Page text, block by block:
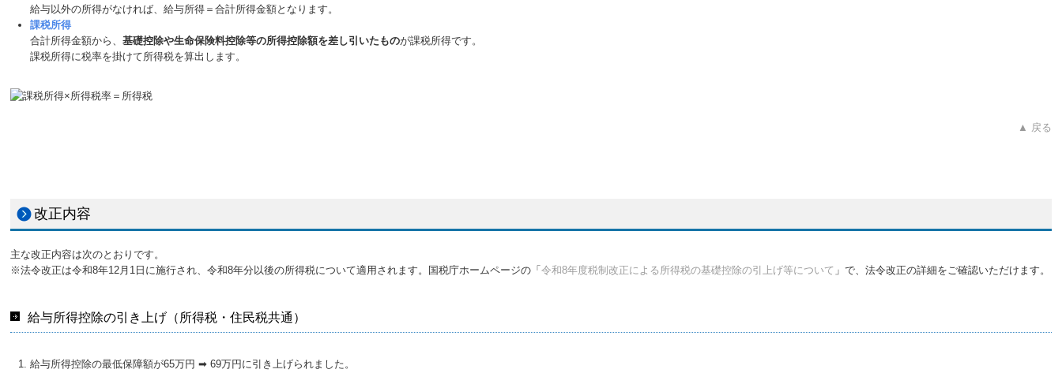
給与以外の所得がなければ、給与所得＝合計所得金額となります。
課税所得
合計所得金額から、基礎控除や生命保険料控除等の所得控除額を差し引いたものが課税所得です。
課税所得に税率を掛けて所得税を算出します。
▲ 戻る
改正内容
主な改正内容は次のとおりです。
※法令改正は令和8年12月1日に施行され、令和8年分以後の所得税について適用されます。国税庁ホームページの「令和8年度税制改正による所得税の基礎控除の引上げ等について 」で、法令改正の詳細をご確認いただけます。
給与所得控除の引き上げ（所得税・住民税共通）
給与所得控除の最低保障額が65万円 ➡ 69万円に引き上げられました。